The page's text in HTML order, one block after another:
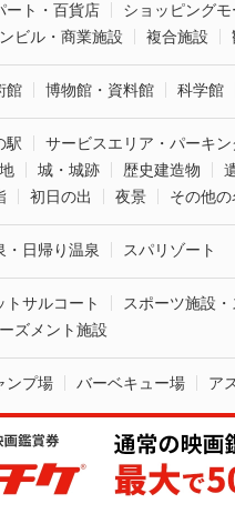
ート・百貨店 ショッピング
ビル・商業施設
複合施設
館 博物館・資料館 科学館
駅 サービスエリア・パーキン
城・城跡 歴史建造物
初日の出 夜景 その他
・日帰り温泉 スパリゾート
トサルコート スポーツ施設
ズメント施設
ンプ場 バーベキュー場 ア